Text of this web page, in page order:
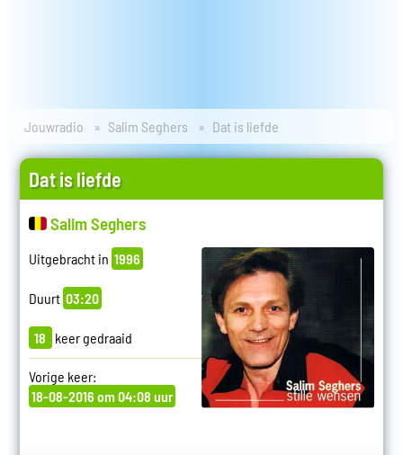
Jouwradio Salim Seghers Dat is liefde
Dat is liefde
Salim Seghers
Uitgebracht in 1996
Duurt 03:20
18 keer gedraaid
Vorige keer:
18-08-2016 om 04:08 uur